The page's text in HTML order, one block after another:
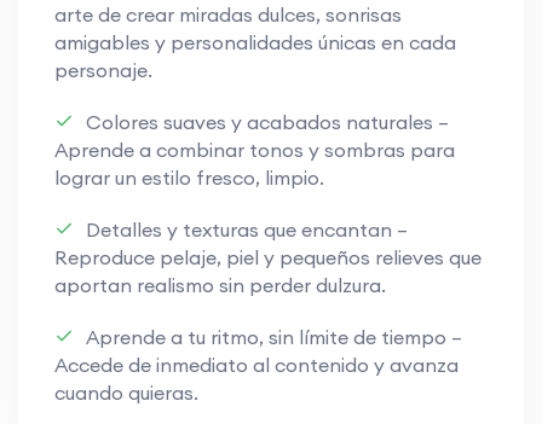
arte de crear miradas dulces, sonrisas
amigables y personalidades únicas en cada
personaje.
Colores suaves y acabados naturales –
Aprende a combinar tonos y sombras para
lograr un estilo fresco, limpio.
Detalles y texturas que encantan –
Reproduce pelaje, piel y pequeños relieves que
aportan realismo sin perder dulzura.
Aprende a tu ritmo, sin límite de tiempo –
Accede de inmediato al contenido y avanza
cuando quieras.